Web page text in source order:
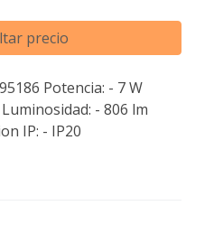
precio
Potencia: - 7 W
- 806 lm
IP: - IP20